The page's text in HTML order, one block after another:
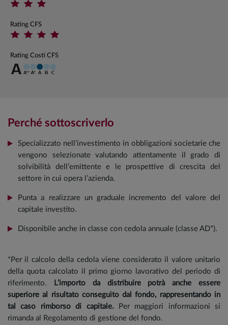
Rating CFS
Rating Costi CFS
Perché sottoscriverlo
Specializzato nell’investimento in obbligazioni societarie che
vengono selezionate valutando attentamente il grado di
solvibilità dell’emittente e le prospettive di crescita del
settore in cui opera l’azienda.
Punta a realizzare un graduale incremento del valore del
capitale investito.
Disponibile anche in classe con cedola annuale (classe AD*).
*Per il calcolo della cedola viene considerato il valore unitario
della quota calcolato il primo giorno lavorativo del periodo di
riferimento.
L’importo da distribuire potrà anche essere
superiore al risultato conseguito dal fondo, rappresentando in
tal caso rimborso di capitale.Per maggiori informazioni si
rimanda al Regolamento di gestione del fondo.